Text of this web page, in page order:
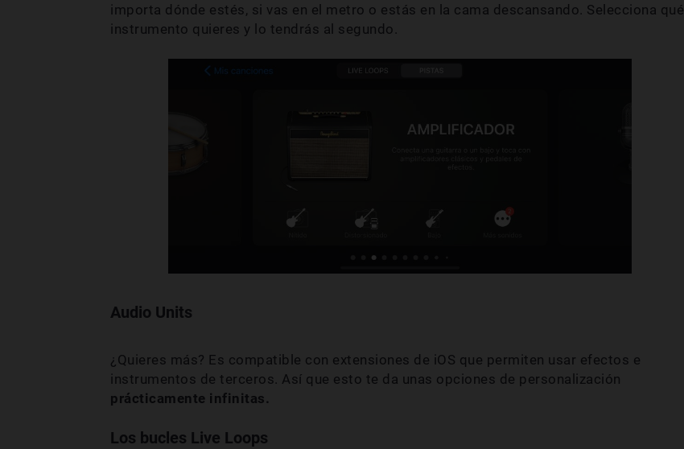
importa dónde estés, si vas en el metro o estás en la cama descansando. Selecciona qué
instrumento quieres y lo tendrás al segundo.
Audio Units
¿Quieres más? Es compatible con extensiones de iOS que permiten usar efectos e
instrumentos de terceros. Así que esto te da unas opciones de personalización
prácticamente infinitas.
Los bucles Live Loops